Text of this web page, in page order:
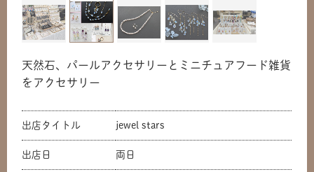
天然石、パールアクセサリーとミニチュアフード雑貨
をアクセサリー
出店タイトル jewel stars
出店日 両日